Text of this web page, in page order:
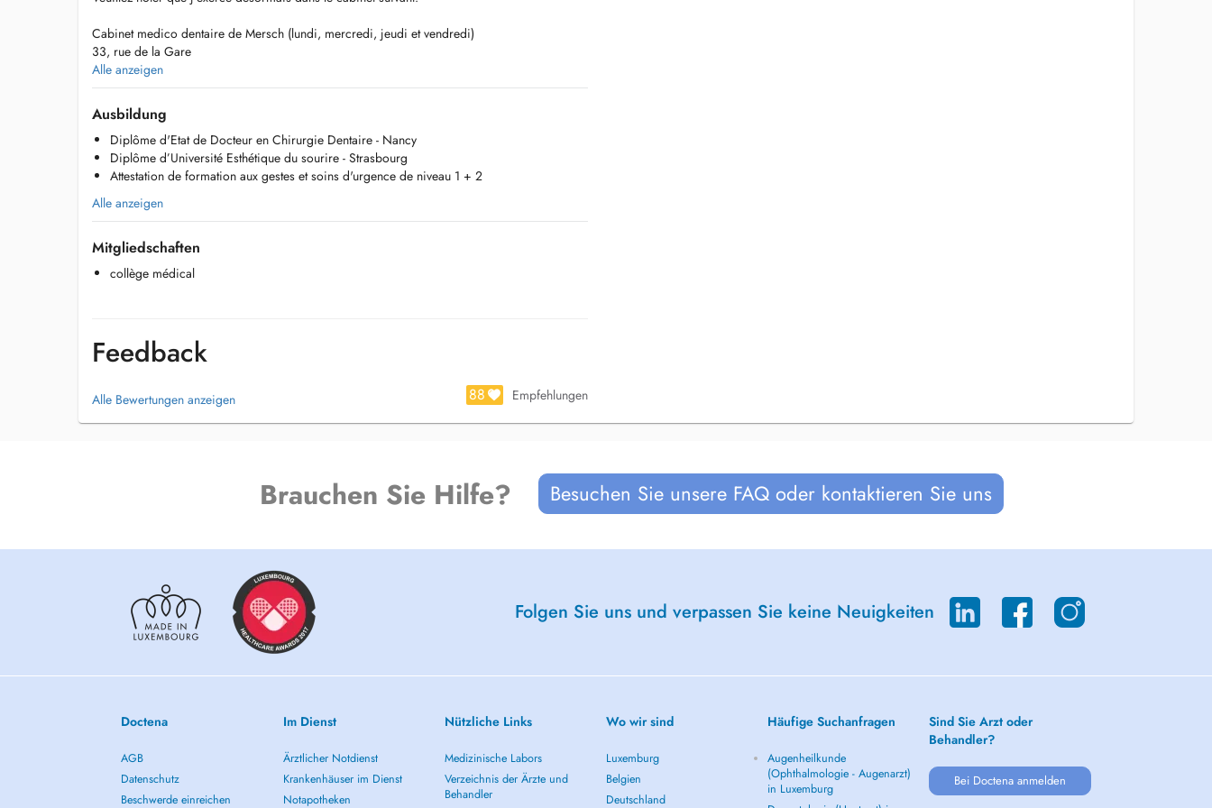
Cabinet medico dentaire de Mersch (lundi, mercredi, jeudi et vendredi)
33, rue de la Gare
L-7535 MERSCH
tél: 26 32 00 84
Traitements conservateurs / Conservative rehabilitation,
Réhabilitations prothétiques / Prosthodontics,
Esthétique du sourire / Esthetic dentistry.
Alle anzeigen
Ausbildung
Diplôme d'Etat de Docteur en Chirurgie Dentaire - Nancy
Diplôme d’Université Esthétique du sourire - Strasbourg
Attestation de formation aux gestes et soins d'urgence de niveau 1 + 2
Alle anzeigen
Mitgliedschaften
collège médical
Feedback
Alle Bewertungen anzeigen 88 Empfehlungen
Brauchen Sie Hilfe? Besuchen Sie unsere FAQ oder kontaktieren Sie uns
Folgen Sie uns und verpassen Sie keine Neuigkeiten
Doctena
AGB
Datenschutz
Beschwerde einreichen
Im Dienst
Ärztlicher Notdienst
Krankenhäuser im Dienst
Notapotheken
Nützliche Links
Medizinische Labors
Verzeichnis der Ärzte und
Behandler
Wo wir sind
Luxemburg
Belgien
Deutschland
Häufige Suchanfragen
Augenheilkunde
(Ophthalmologie - Augenarzt)
in Luxemburg
Sind Sie Arzt oder
Behandler?
Bei Doctena anmelden